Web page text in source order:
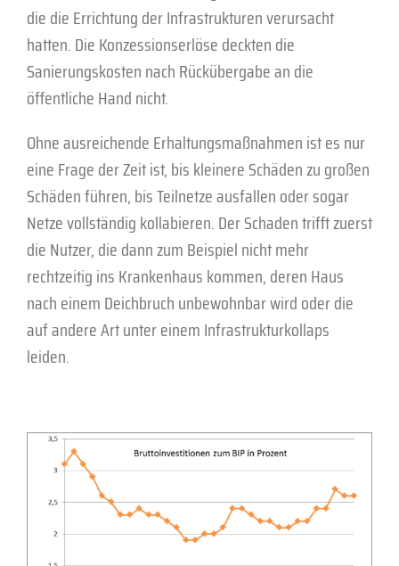
die die Errichtung der Infrastrukturen verursacht
hatten. Die Konzessionserlöse deckten die
Sanierungskosten nach Rückübergabe an die
öffentliche Hand nicht.
Ohne ausreichende Erhaltungsmaßnahmen ist es nur
eine Frage der Zeit ist, bis kleinere Schäden zu großen
Schäden führen, bis Teilnetze ausfallen oder sogar
Netze vollständig kollabieren. Der Schaden trifft zuerst
die Nutzer, die dann zum Beispiel nicht mehr
rechtzeitig ins Krankenhaus kommen, deren Haus
nach einem Deichbruch unbewohnbar wird oder die
auf andere Art unter einem Infrastrukturkollaps
leiden.